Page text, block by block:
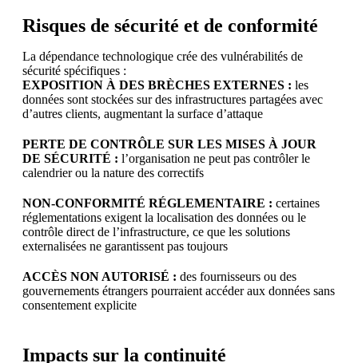
Risques de sécurité et de conformité
La dépendance technologique crée des vulnérabilités de
sécurité spécifiques :
EXPOSITION À DES BRÈCHES EXTERNES : les
données sont stockées sur des infrastructures partagées avec
d’autres clients, augmentant la surface d’attaque
PERTE DE CONTRÔLE SUR LES MISES À JOUR
DE SÉCURITÉ : l’organisation ne peut pas contrôler le
calendrier ou la nature des correctifs
NON-CONFORMITÉ RÉGLEMENTAIRE : certaines
réglementations exigent la localisation des données ou le
contrôle direct de l’infrastructure, ce que les solutions
externalisées ne garantissent pas toujours
ACCÈS NON AUTORISÉ : des fournisseurs ou des
gouvernements étrangers pourraient accéder aux données sans
consentement explicite
Impacts sur la continuité